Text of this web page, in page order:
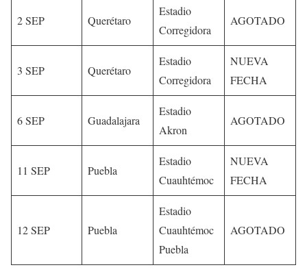
2 SEP Querétaro
Estadio
Corregidora
AGOTADO
3 SEP Querétaro
Estadio
Corregidora
NUEVA
FECHA
6 SEP Guadalajara
Estadio
Akron
AGOTADO
11 SEP Puebla
Estadio
Cuauhtémoc
NUEVA
FECHA
12 SEP Puebla
Estadio
Cuauhtémoc
Puebla
AGOTADO